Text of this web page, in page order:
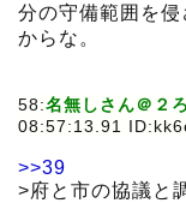
分の守備範囲を
からな。
58:名無しさん＠２
08:57:13.91
>>39
>府と市の協議と